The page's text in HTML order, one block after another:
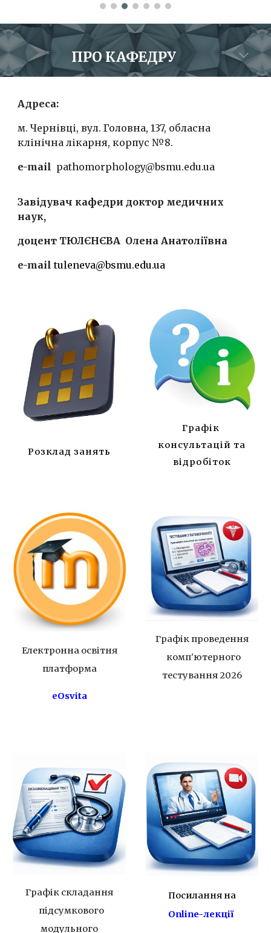
ПРО КАФЕДРУ
Адреса:
м. Чернівці, вул. Головна, 137, обласна
клінічналікарня, корпус №8.
e-mail pathomorphology@bsmu.edu.ua
Завідувач кафедри доктор медичних
наук,
доцент ТЮЛЄНЄВА Олена Анатоліївна
e-mailtuleneva@bsmu.edu.ua
Розклад занять
Графік
консультацій та
відробіток
Електронна освітня
платформа
eOsvita
Графік проведення
комп'ютерного
тестування 2026
Графік складання
підсумкового
модульного
Посилання на
Online-лекції